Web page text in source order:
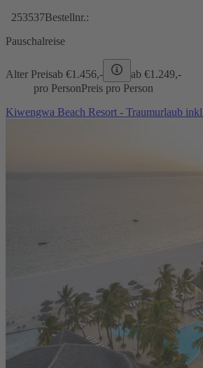
253537Bestellnr.:
Pauschalreise
Alter Preisab €1.456,- ab €1.249,-
pro PersonPreis pro Person
Kiwengwa Beach Resort - Traumurlaub